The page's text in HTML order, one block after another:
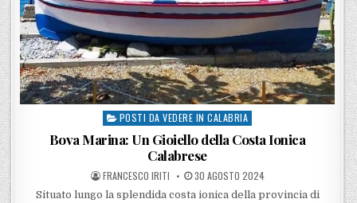
Posted in
POSTI DA VEDERE IN CALABRIA
Bova Marina: Un Gioiello della Costa Ionica
Calabrese
POSTED BY
FRANCESCO IRITI POSTED ON
30 AGOSTO 2024
Situato lungo la splendida costa ionica della provincia di